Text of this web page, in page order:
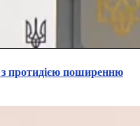
з протидією поширенню